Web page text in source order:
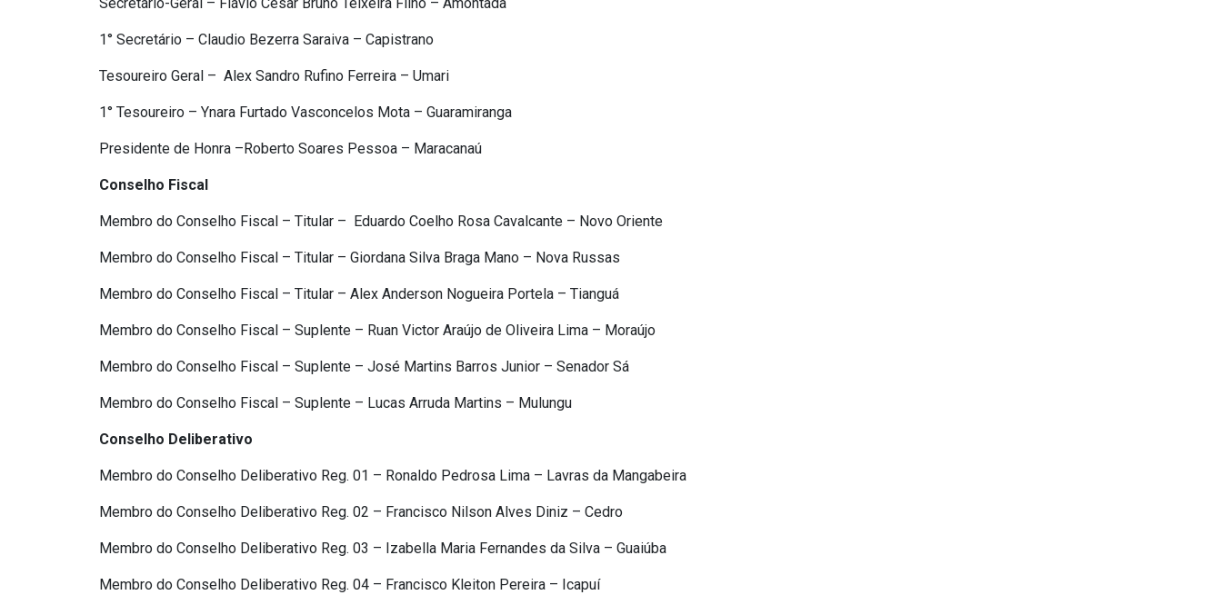
1° Secretário – Claudio Bezerra Saraiva – Capistrano
Tesoureiro Geral – Alex Sandro Rufino Ferreira – Umari
1° Tesoureiro – Ynara Furtado Vasconcelos Mota – Guaramiranga
Presidente de Honra –Roberto Soares Pessoa – Maracanaú
Conselho Fiscal
Membro do Conselho Fiscal – Titular – Eduardo Coelho Rosa Cavalcante – Novo Oriente
Membro do Conselho Fiscal – Titular – Giordana Silva Braga Mano – Nova Russas
Membro do Conselho Fiscal – Titular – Alex Anderson Nogueira Portela – Tianguá
Membro do Conselho Fiscal – Suplente – Ruan Victor Araújo de Oliveira Lima – Moraújo
Membro do Conselho Fiscal – Suplente – José Martins Barros Junior – Senador Sá
Membro do Conselho Fiscal – Suplente – Lucas Arruda Martins – Mulungu
Conselho Deliberativo
Membro do Conselho Deliberativo Reg. 01 – Ronaldo Pedrosa Lima – Lavras da Mangabeira
Membro do Conselho Deliberativo Reg. 02 – Francisco Nilson Alves Diniz – Cedro
Membro do Conselho Deliberativo Reg. 03 – Izabella Maria Fernandes da Silva – Guaiúba
Membro do Conselho Deliberativo Reg. 04 – Francisco Kleiton Pereira – Icapuí